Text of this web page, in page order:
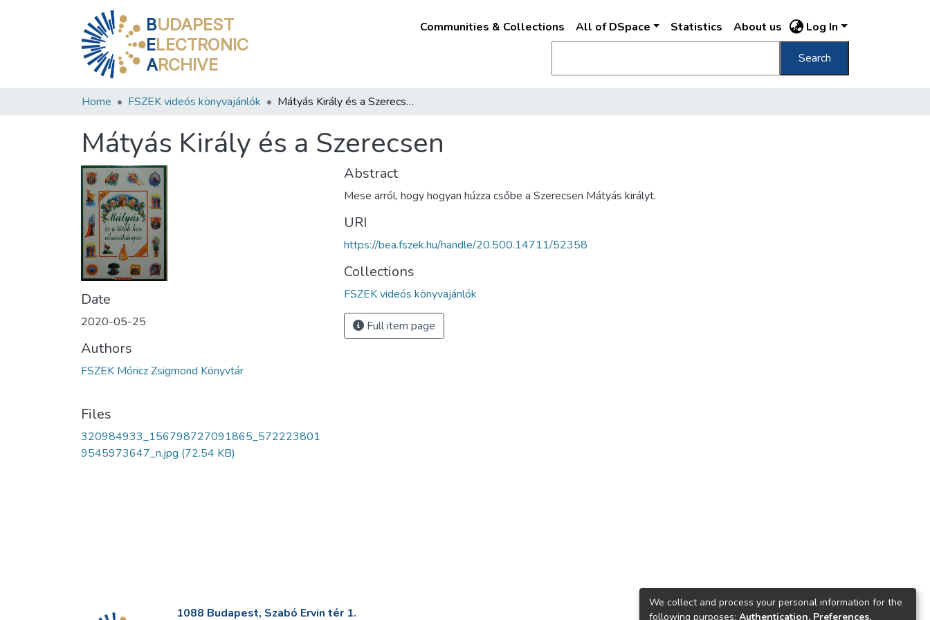
BUDAPEST
ELECTRONIC
ARCHIVE
Communities & Collections All of DSpace Statistics About us Log In
Search
Home FSZEK videós könyvajánlók Mátyás Király és a Szerecsen
Mátyás Király és a Szerecsen
Date
2020-05-25
Authors
FSZEK Móricz Zsigmond Könyvtár
Files
320984933_156798727091865_572223801
9545973647_n.jpg (72.54 KB)
Abstract
Mese arról, hogy hogyan húzza csőbe a Szerecsen Mátyás királyt.
URI
https://bea.fszek.hu/handle/20.500.14711/52358
Collections
FSZEK videós könyvajánlók
Full item page
1088 Budapest, Szabó Ervin tér 1.
We collect and process your personal information for the
following purposes: Authentication, Preferences,